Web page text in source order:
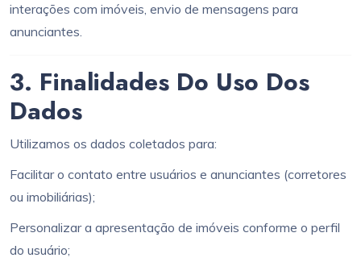
interações com imóveis, envio de mensagens para
anunciantes.
3. Finalidades Do Uso Dos
Dados
Utilizamos os dados coletados para:
Facilitar o contato entre usuários e anunciantes (corretores
ou imobiliárias);
Personalizar a apresentação de imóveis conforme o perfil
do usuário;